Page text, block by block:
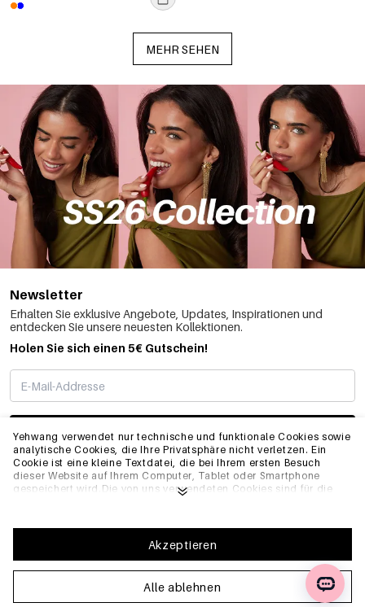
Yehwang verwendet nur technische und funktionale Cookies sowie
analytische Cookies, die Ihre Privatsphäre nicht verletzen. Ein
Cookie ist eine kleine Textdatei, die bei Ihrem ersten Besuch
dieser Website auf Ihrem Computer, Tablet oder Smartphone
gespeichert wird.Die von uns verwendeten Cookies sind für die
Website, ordnungsgemäß zu funktionieren und z.B. Ihre
bevorzugten Einstellungen zu speichern. Sie ermöglichen es uns
auch, unsere Website zu optimieren.Um sicherzustellen, dass Sie
eine gute Browsing- und Einkaufserfahrung auf Yehwang haben,
empfehlen wir Ihnen, unserer Sammlung und Verwendung von
Cookies zuzustimmen. Sie können sich von Cookies abmelden,
Alle ablehnen
Akzeptieren
MEHR SEHEN
Newsletter
Erhalten Sie exklusive Angebote, Updates, Inspirationen und
entdecken Sie unsere neuesten Kollektionen.
Holen Sie sich einen 5€ Gutschein!
ABONNIEREN
INFO